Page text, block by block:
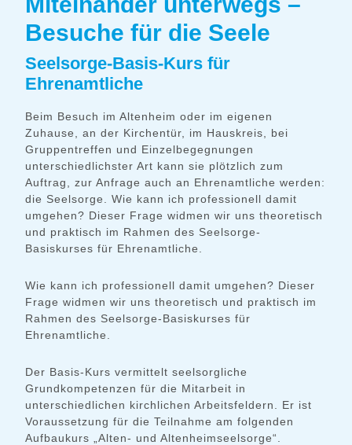
Besuche für die Seele
Seelsorge-Basis-Kurs für
Ehrenamtliche
Beim Besuch im Altenheim oder im eigenen
Zuhause, an der Kirchentür, im Hauskreis, bei
Gruppentreffen und Einzelbegegnungen
unterschiedlichster Art kann sie plötzlich zum
Auftrag, zur Anfrage auch an Ehrenamtliche werden:
die Seelsorge. Wie kann ich professionell damit
umgehen? Dieser Frage widmen wir uns theoretisch
und praktisch im Rahmen des Seelsorge-
Basiskurses für Ehrenamtliche.
Wie kann ich professionell damit umgehen? Dieser
Frage widmen wir uns theoretisch und praktisch im
Rahmen des Seelsorge-Basiskurses für
Ehrenamtliche.
Der Basis-Kurs vermittelt seelsorgliche
Grundkompetenzen für die Mitarbeit in
unterschiedlichen kirchlichen Arbeitsfeldern. Er ist
Voraussetzung für die Teilnahme am folgenden
Aufbaukurs „Alten- und Altenheimseelsorge“.